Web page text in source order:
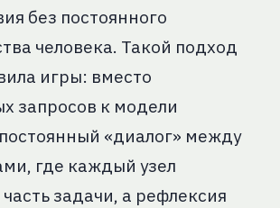
без постоянного
человека. Такой подход
игры: вместо
запросов к модели
«диалог» между
где каждый узел
часть задачи, а рефлексия